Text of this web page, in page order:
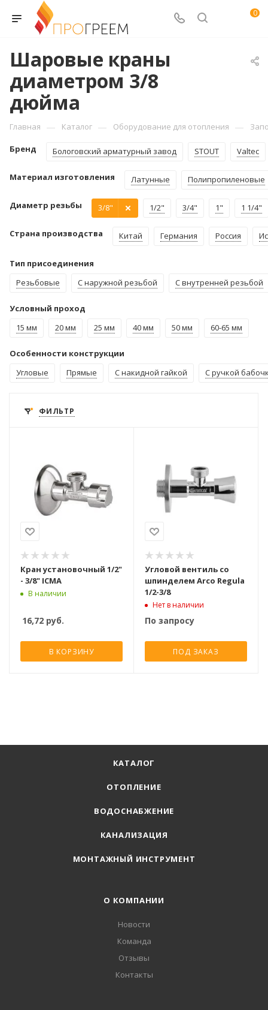
0
Шаровые краны
диаметром 3/8
дюйма
Главная — Каталог — Оборудование для отопления —
Бренд Бологовский арматурный завод STOUT Valtec
Материал изготовления Латунные Полипропиленовые
Диаметр резьбы 3/8" 1/2" 3/4" 1" 1 1/4"
Страна производства Китай Германия Россия
Тип присоединения
Резьбовые
С наружной резьбой С внутренней резьбой
Условный проход
15 мм
20 мм 25 мм 40 мм 50 мм 60-65 мм
Особенности конструкции
Угловые
Прямые С накидной гайкой С ручкой
ФИЛЬТР
Кран установочный 1/2"
- 3/8" ICMA
В наличии
16,72 руб.
В КОРЗИНУ
Угловой вентиль со
шпинделем Arco Regula
1/2-3/8
Нет в наличии
По запросу
ПОД ЗАКАЗ
КАТАЛОГ
ОТОПЛЕНИЕ
ВОДОСНАБЖЕНИЕ
КАНАЛИЗАЦИЯ
МОНТАЖНЫЙ ИНСТРУМЕНТ
О КОМПАНИИ
Новости
Команда
Отзывы
Контакты